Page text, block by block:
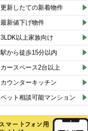
更新したての新着物件
最新値下げ物件
3LDK以上家族向け
駅から徒歩15分以内
カースペース2台以上
カウンターキッチン
ペット相談可能マンション